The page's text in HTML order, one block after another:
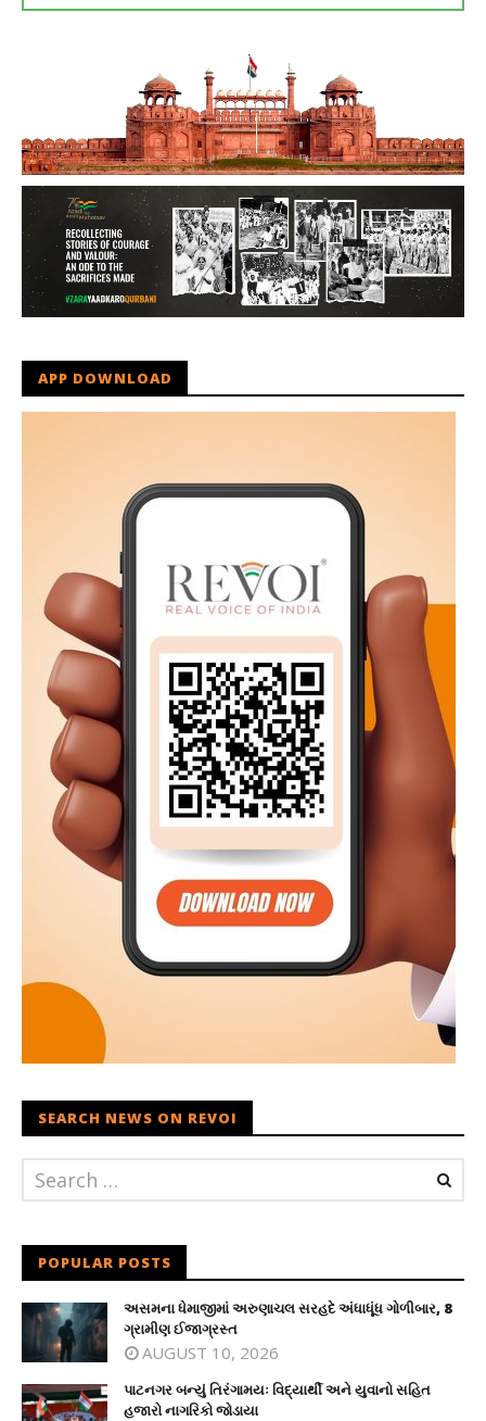
APP DOWNLOAD
SEARCH NEWS ON REVOI
POPULAR POSTS
અસમના ધેમાજીમાં અરુણાચલ સરહદે અંધાધૂંધ ગોળીબાર, 8
ગ્રામીણ ઈજાગ્રસ્ત
AUGUST 10, 2026
પાટનગર બન્યું તિરંગામયઃ વિદ્યાર્થી અને યુવાનો સહિત
હજારો નાગરિકો જોડાયા